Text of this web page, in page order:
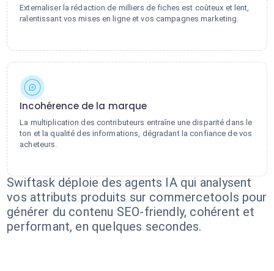
Externaliser la rédaction de milliers de fiches est coûteux et lent,
ralentissant vos mises en ligne et vos campagnes marketing.
Incohérence de la marque
La multiplication des contributeurs entraîne une disparité dans le
ton et la qualité des informations, dégradant la confiance de vos
acheteurs.
Swiftask déploie des agents IA qui analysent
vos attributs produits sur commercetools pour
générer du contenu SEO-friendly, cohérent et
performant, en quelques secondes.